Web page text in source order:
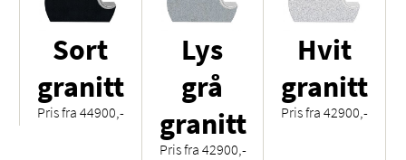
Sort
granitt
Pris fra 44900,-
Lys
grå
granitt
Pris fra 42900,-
Hvit
granitt
Pris fra 42900,-